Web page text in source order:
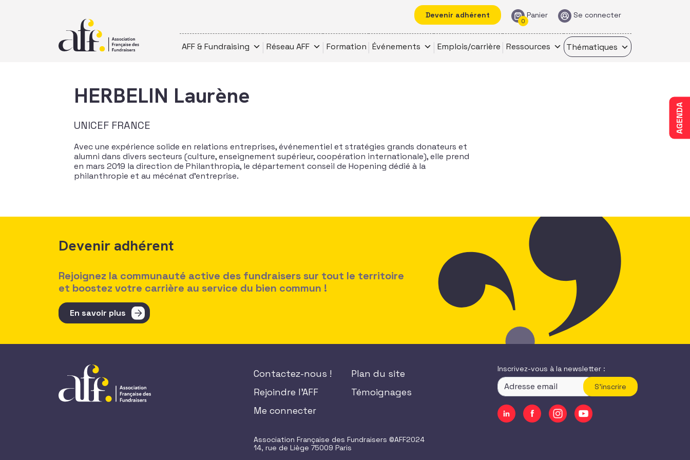
Devenir adhérent Panier
0
Se connecter
AFF & Fundraising Réseau AFF Formation Événements Emplois/carrière Ressources Thématiques
AGENDA
HERBELIN Laurène
UNICEF FRANCE
Avec une expérience solide en relations entreprises, événementiel et stratégies grands donateurs et
alumni dans divers secteurs (culture, enseignement supérieur, coopération internationale), elle prend
en mars 2019 la direction de Philanthropia, le département conseil de Hopening dédié à la
philanthropie et au mécénat d’entreprise.
Devenir adhérent
Rejoignez la communauté active des fundraisers sur tout le territoire
et boostez votre carrière au service du bien commun !
En savoir plus
Contactez-nous !
Rejoindre l'AFF
Me connecter
Plan du site
Témoignages
Association Française des Fundraisers ©AFF2024
14, rue de Liège 75009 Paris
Inscrivez-vous à la newsletter :
S'inscrire